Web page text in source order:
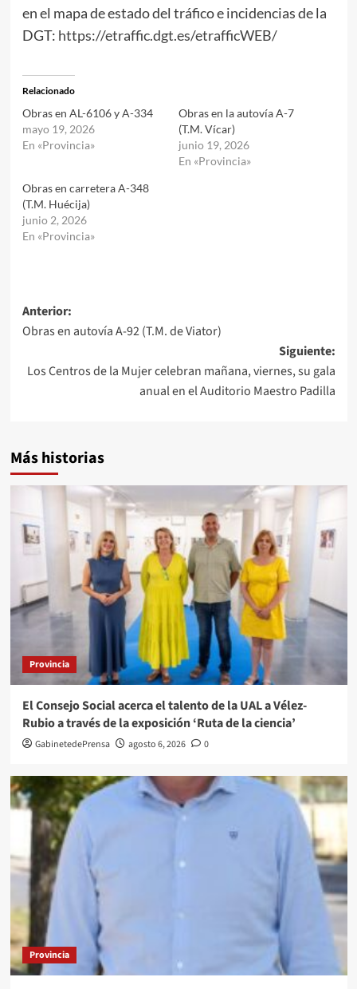
en el mapa de estado del tráfico e incidencias de la
DGT: https://etraffic.dgt.es/etrafficWEB/
Relacionado
Obras en AL-6106 y A-334
mayo 19, 2026
En «Provincia»
Obras en la autovía A-7
(T.M. Vícar)
junio 19, 2026
En «Provincia»
Obras en carretera A-348
(T.M. Huécija)
junio 2, 2026
En «Provincia»
Navegación
de
entradas
Anterior:
Obras en autovía A-92 (T.M. de Viator)
Siguiente:
Los Centros de la Mujer celebran mañana, viernes, su gala
anual en el Auditorio Maestro Padilla
Más historias
Provincia
El Consejo Social acerca el talento de la UAL a Vélez-
Rubio a través de la exposición ‘Ruta de la ciencia’
GabinetedePrensa agosto 6, 2026 0
Provincia